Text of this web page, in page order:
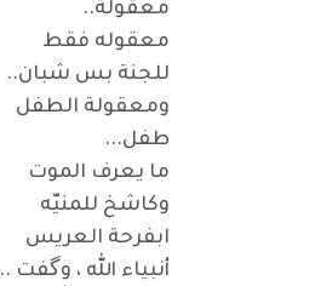
معقولة..
معقوله فقط
للجنة بس شبان..
ومعقولة الطفل
طفل...
ما يعرف الموت
وكاشخ للمنيّه
ابفرحة العريس
أنبياء الله ، وگفت ..